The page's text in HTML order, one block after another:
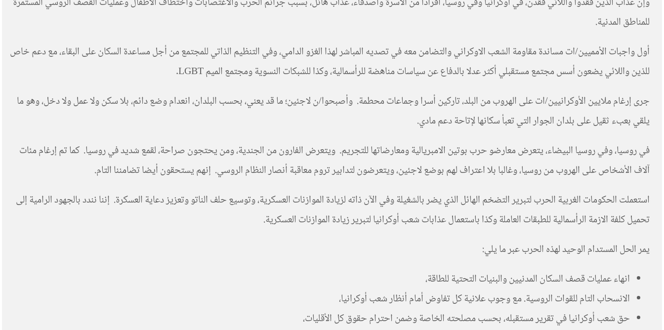
للمناطق المدنية.
أول واجبات الأمميين/ات مساندة مقاومة الشعب الاوكراني والتضامن معه في تصديه المباشر لهذا الغزو الدامي، وفي التنظيم الذاتي للمجتمع من أجل مساعدة السكان على البقاء، مع دعم خاص
للذين واللائي يضعون أسس مجتمع مستقبلي أكثر عدلا بالدفاع عن سياسات مناهضة للرأسمالية، وكذا للشبكات النسوية ومجتمع الميم LGBT.
جرى إرغام ملايين الأوكرانيين/ات على الهروب من البلد، تاركين أسرا وجماعات محطمة. وأصبحوا/ن لاجئين؛ ما قد يعني، بحسب البلدان، انعدام وضع دائم، بلا سكن ولا عمل ولا دخل، وهو ما
يلقي بعبء ثقيل على بلدان الجوار التي تعبأ سكانها لإتاحة دعم مادي.
في روسيا، وفي روسيا البيضاء، يتعرض معارضو حرب بوتين الامبريالية ومعارضاتها للتجريم. ويتعرض الفارون من الجندية، ومن يحتجون صراحة، لقمع شديد في روسيا. كما تم إرغام مئات
آلاف الأشخاص على الهروب من روسيا، وغالبا بلا اعتراف لهم بوضع لاجئين، ويتعرضون لتدابير تروم معاقبة أنصار النظام الروسي. إنهم يستحقون أيضا تضامننا التام.
استعملت الحكومات الغربية الحرب لتبرير التضخم الهائل الذي يضر بالشغيلة وفي الآن ذاته لزيادة الموازنات العسكرية، وتوسيع حلف الناتو وتعزيز دعاية العسكرة. إننا نندد بالجهود الرامية إلى
تحميل كلفة الازمة الرأسمالية للطبقات العاملة وكذا باستعمال عذابات شعب أوكرانيا لتبرير زيادة الموازنات العسكرية.
يمر الحل المستدام الوحيد لهذه الحرب عبر ما يلي:
انهاء عمليات قصف السكان المدنيين والبنيات التحتية للطاقة،
الانسحاب التام للقوات الروسية. مع وجوب علانية كل تفاوض أمام أنظار شعب أوكرانيا،
حق شعب أوكرانيا في تقرير مستقبله، بحسب مصلحته الخاصة وضمن احترام حقوق كل الأقليات،